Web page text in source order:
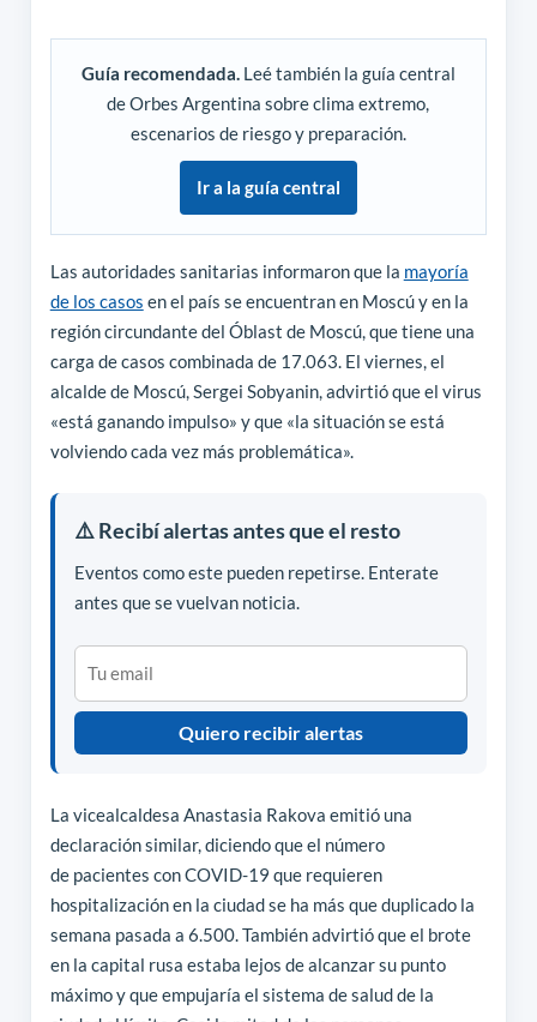
Guía recomendada.Leé también la guía central
de Orbes Argentina sobre clima extremo,
escenarios de riesgo y preparación.
Ir a la guía central
Las autoridades sanitarias informaron que la mayoría
de los casos en el país se encuentran en Moscú y en la
región circundante del Óblast de Moscú, que tiene una
carga de casos combinada de 17.063. El viernes, el
alcalde de Moscú, Sergei Sobyanin, advirtió que el virus
«está ganando impulso» y que «la situación se está
volviendo cada vez más problemática».
⚠️ Recibí alertas antes que el resto
Eventos como este pueden repetirse. Enterate
antes que se vuelvan noticia.
Quiero recibir alertas
La vicealcaldesa Anastasia Rakova emitió una
declaración similar, diciendo que el número
de pacientes con COVID-19 que requieren
hospitalización en la ciudad se ha más que duplicado la
semana pasada a 6.500. También advirtió que el brote
en la capital rusa estaba lejos de alcanzar su punto
máximo y que empujaría el sistema de salud de la